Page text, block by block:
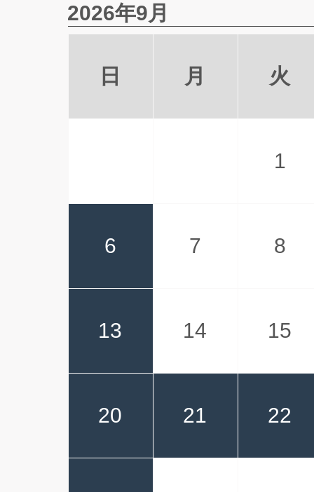
2026年9月
日 月 火
1
6 7 8
13 14 15
20 21 22